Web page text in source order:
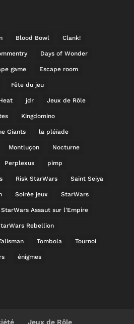
Blood Bowl Clank!
Days of Wonder
game Escape room
Fête du jeu
jdr Jeux de Rôle
Kingdomino
Giants la pléïade
Montluçon Nocturne
Perplexus pimp
Risk StarWars Saint Seiya
Soirée jeux StarWars
StarWars Assaut sur l'Empire
Rebellion
Tombola Tournoi
énigmes
Jeux de Rôle